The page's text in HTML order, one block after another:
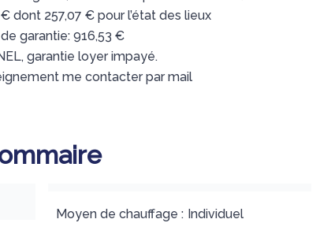
dont 257,07 € pour l’état des lieux
garantie: 916,53 €
garantie loyer impayé.
me contacter par mail
Moyen de chauffage Individuel